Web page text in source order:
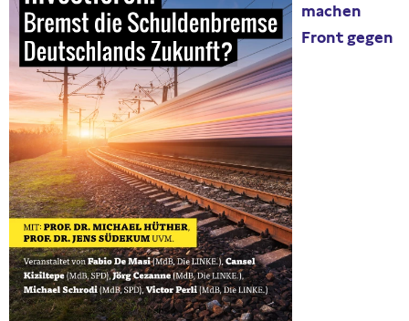
Publikationen
Anfragen (Archivseite)
machen
Front gegen